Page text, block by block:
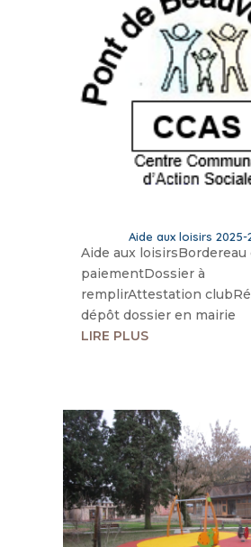
Aide aux loisirs 2025-
Aide aux loisirsBordereau
paiementDossier à
remplirAttestation
dépôt dossier en mairie
LIRE PLUS